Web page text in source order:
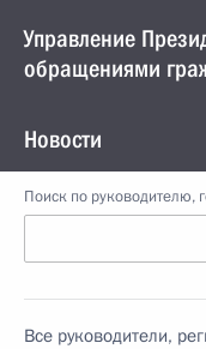
Управление
обращениями
Новости
Поиск по руководителю,
Все руководители,